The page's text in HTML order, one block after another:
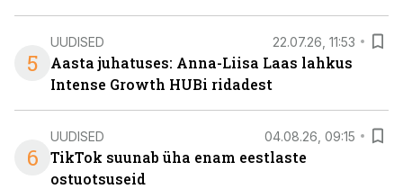
5
UUDISED 22.07.26, 11:53
Aasta juhatuses: Anna-Liisa Laas lahkus
Intense Growth HUBi ridadest
6
UUDISED 04.08.26, 09:15
TikTok suunab üha enam eestlaste
ostuotsuseid